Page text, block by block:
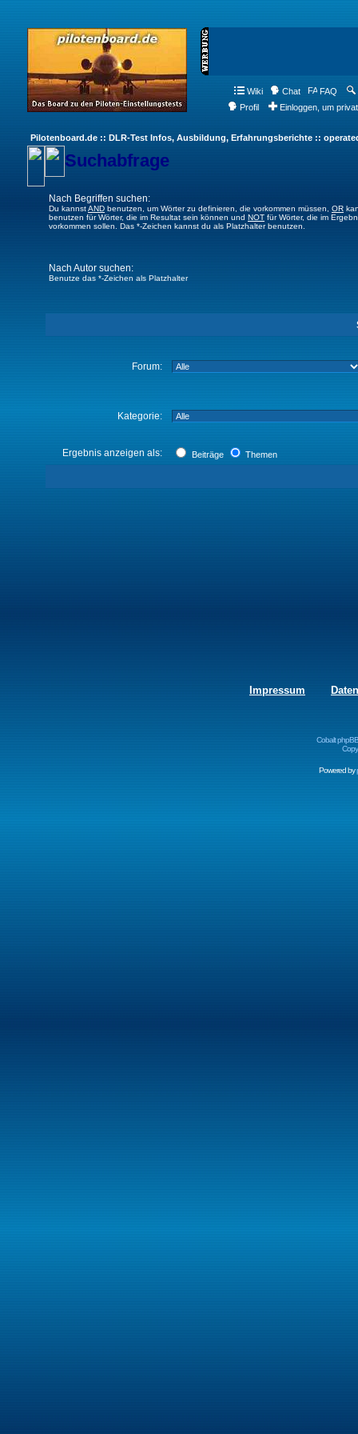
Wiki Chat FAQ
Profil
Einloggen, um
Pilotenboard.de :: DLR-Test Infos, Ausbildung, Erfahrungsberichte ::
Suchabfrage
Nach Begriffen suchen:
Du kannstAND benutzen, um Wörter zu definieren, die vorkommen müssen, OR
benutzen für Wörter, die im Resultat sein können und NOT für Wörter, die im
vorkommen sollen. Das *-Zeichen kannst du als Platzhalter benutzen.
Nach Autor suchen:
Benutze das *-Zeichen als Platzhalter
Forum:
Kategorie:
Ergebnis anzeigen als: Beiträge Themen
Impressum
Cobalt
Powered by